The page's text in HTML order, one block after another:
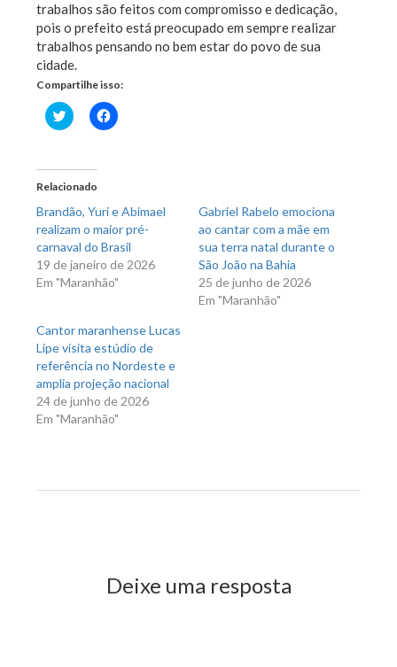
trabalhos são feitos com compromisso e dedicação,
pois o prefeito está preocupado em sempre realizar
trabalhos pensando no bem estar do povo de sua
cidade.
Compartilhe isso:
Clique
para
em
nova
janela)
Clique
para
Relacionado
Brandão, Yuri e Abimael
realizam o maior pré-
carnaval do Brasil
19 de janeiro de 2026
Em "Maranhão"
Gabriel Rabelo emociona
ao cantar com a mãe em
sua terra natal durante o
São João na Bahia
25 de junho de 2026
Em "Maranhão"
Cantor maranhense Lucas
Lipe visita estúdio de
referência no Nordeste e
amplia projeção nacional
24 de junho de 2026
Em "Maranhão"
Deixe uma resposta